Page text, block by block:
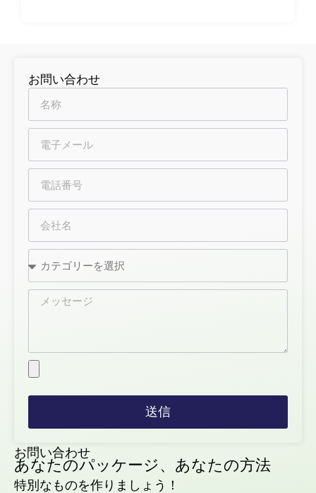
レルサングラスなどの高級ファッション
なぜボニート・パッ
ケージングと肩・首
用硬質ボックスを提
携するのですか？
ランドのビジョンに沿った特注のショルダー
＆ネック硬質ボックスをお届けすることを専
門としています。私たちの専門知識は、品質
と耐久性の最高基準を維持しながら、あなた
のパッケージが目立つことを保証します。私
押しなどの豪華な仕上げ、彫り上げそ
してUVコーティング。
迅速な納期で、急な包装ニーズにも対応
します。
品質に妥協することなく、プレミアムパ
ッケージングソリューションを競争力の
お問い合わせ
あなたのパッケージ、あなたの方法
特別なものを作りましょう！
お問い合わせ
送信